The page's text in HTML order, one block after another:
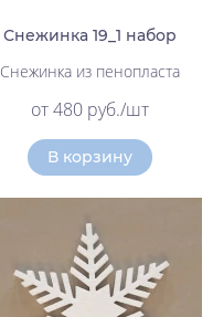
Снежинка 19_1 набор
Снежинка из пенопласта
от 480 руб./шт
В корзину